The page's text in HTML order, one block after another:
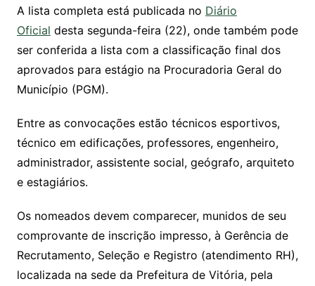
k
A lista completa está publicada no Diário
Oficial desta segunda-feira (22), onde também pode
ser conferida a lista com a classificação final dos
aprovados para estágio na Procuradoria Geral do
Município (PGM).
Entre as convocações estão técnicos esportivos,
técnico em edificações, professores, engenheiro,
administrador, assistente social, geógrafo, arquiteto
e estagiários.
Os nomeados devem comparecer, munidos de seu
comprovante de inscrição impresso, à Gerência de
Recrutamento, Seleção e Registro (atendimento RH),
localizada na sede da Prefeitura de Vitória, pela